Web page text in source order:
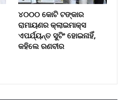
୪୦୦୦ କୋଟି ଟଙ୍କାର
ରାମାୟଣର କ୍ଲାଇମାକ୍ସ
ଏପର୍ଯ୍ୟନ୍ତ ସୁଟିଂ ହୋଇନାହିଁ,
କହିଲେ ରଣବୀର